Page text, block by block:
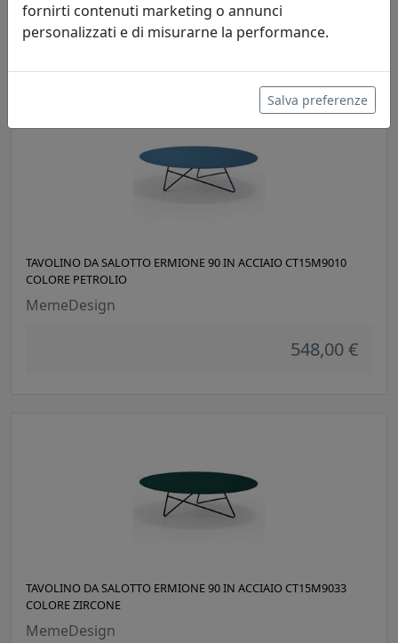
548,00 €
TAVOLINO DA SALOTTO ERMIONE 90 IN ACCIAIO CT15M9010
COLORE PETROLIO
MemeDesign
548,00 €
TAVOLINO DA SALOTTO ERMIONE 90 IN ACCIAIO CT15M9033
COLORE ZIRCONE
MemeDesign
fornirti contenuti marketing o annunci
personalizzati e di misurarne la performance.
Salva preferenze